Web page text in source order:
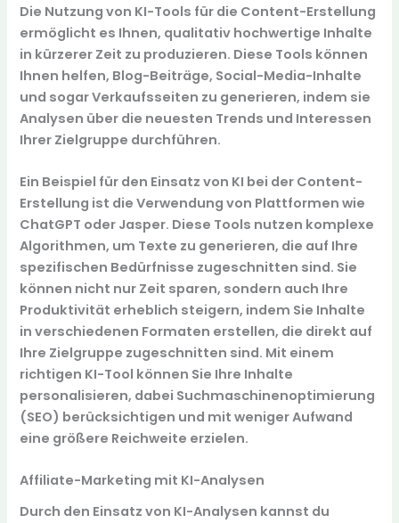
Die Nutzung von KI-Tools für die Content-Erstellung
ermöglicht es Ihnen, qualitativ hochwertige Inhalte
in kürzerer Zeit zu produzieren. Diese Tools können
Ihnen helfen, Blog-Beiträge, Social-Media-Inhalte
und sogar Verkaufsseiten zu generieren, indem sie
Analysen über die neuesten Trends und Interessen
Ihrer Zielgruppe durchführen.
Ein Beispiel für den Einsatz von KI bei der Content-
Erstellung ist die Verwendung von Plattformen wie
ChatGPT oder Jasper. Diese Tools nutzen komplexe
Algorithmen, um Texte zu generieren, die auf Ihre
spezifischen Bedürfnisse zugeschnitten sind. Sie
können nicht nur Zeit sparen, sondern auch Ihre
Produktivität erheblich steigern, indem Sie Inhalte
in verschiedenen Formaten erstellen, die direkt auf
Ihre Zielgruppe zugeschnitten sind. Mit einem
richtigen KI-Tool können Sie Ihre Inhalte
personalisieren, dabei Suchmaschinenoptimierung
(SEO) berücksichtigen und mit weniger Aufwand
eine größere Reichweite erzielen.
Affiliate-Marketing mit KI-Analysen
Durch den Einsatz von KI-Analysen kannst du